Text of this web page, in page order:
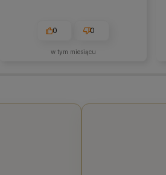
0 0
w tym miesiącu